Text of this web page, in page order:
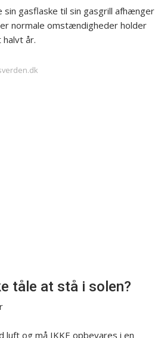
sin gasflaske til sin gasgrill afhænger
normale omstændigheder holder
år.
tåle at stå i solen?
luft og må IKKE opbevares i en